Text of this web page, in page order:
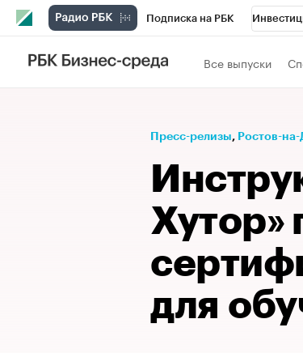
Подписка на РБК
Телеканал
Спецпроекты
Рынок наличной валюты
Все выпуски
Пресс-релизы⁠, Ростов-
Хутор»
для